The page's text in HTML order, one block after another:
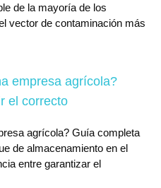
de la mayoría de los
vector de contaminación más
empresa agrícola?
el correcto
agrícola? Guía completa
de almacenamiento en el
entre garantizar el